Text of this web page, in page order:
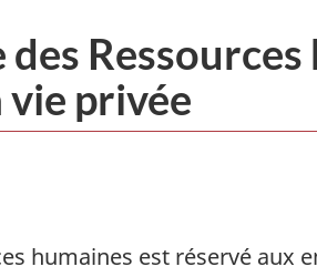
privée
humaines est réservé